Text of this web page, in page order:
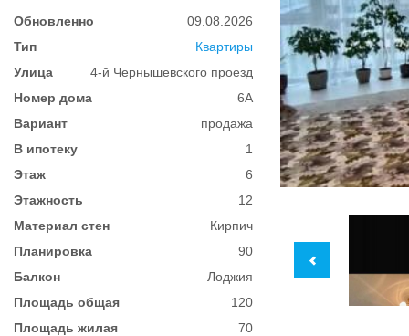
Обновленно
09.08.2026
Тип
Квартиры
Улица
4-й Чернышевского проезд
Номер дома
6А
Вариант
продажа
В ипотеку
1
Этаж
6
Этажность
12
Материал стен
Кирпич
Планировка
90
Балкон
Лоджия
Площадь общая
120
Площадь жилая
70